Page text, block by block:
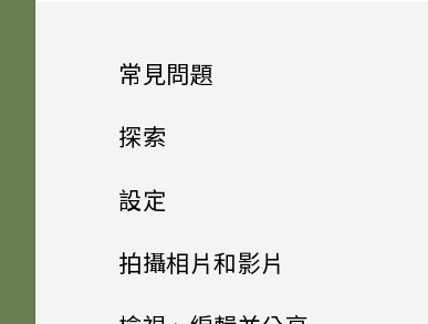
常見問題
式的需求為何？
哪些裝置不相容於 RE 應用程
探索
RE 簡介
SD 卡
設定
第一次設定 RE
拍攝相片和影片